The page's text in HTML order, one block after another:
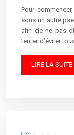
Pour
sous un autre
afin de ne pas
tenter d’éviter
LIRE LA SUITE